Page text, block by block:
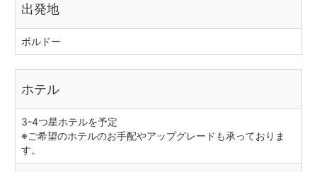
出発地
ボルドー
ホテル
3-4つ星ホテルを予定
※ご希望のホテルのお手配やアップグレードも承っておりま
す。